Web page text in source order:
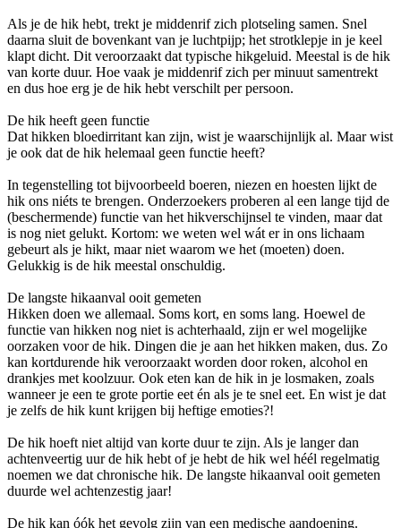
Als je de hik hebt, trekt je middenrif zich plotseling samen. Snel
daarna sluit de bovenkant van je luchtpijp; het strotklepje in je keel
klapt dicht. Dit veroorzaakt dat typische hikgeluid. Meestal is de hik
van korte duur. Hoe vaak je middenrif zich per minuut samentrekt
en dus hoe erg je de hik hebt verschilt per persoon.
De hik heeft geen functie
Dat hikken bloedirritant kan zijn, wist je waarschijnlijk al. Maar wist
je ook dat de hik helemaal geen functie heeft?
In tegenstelling tot bijvoorbeeld boeren, niezen en hoesten lijkt de
hik ons niéts te brengen. Onderzoekers proberen al een lange tijd de
(beschermende) functie van het hikverschijnsel te vinden, maar dat
is nog niet gelukt. Kortom: we weten wel wát er in ons lichaam
gebeurt als je hikt, maar niet waarom we het (moeten) doen.
Gelukkig is de hik meestal onschuldig.
De langste hikaanval ooit gemeten
Hikken doen we allemaal. Soms kort, en soms lang. Hoewel de
functie van hikken nog niet is achterhaald, zijn er wel mogelijke
oorzaken voor de hik. Dingen die je aan het hikken maken, dus. Zo
kan kortdurende hik veroorzaakt worden door roken, alcohol en
drankjes met koolzuur. Ook eten kan de hik in je losmaken, zoals
wanneer je een te grote portie eet én als je te snel eet. En wist je dat
je zelfs de hik kunt krijgen bij heftige emoties?!
De hik hoeft niet altijd van korte duur te zijn. Als je langer dan
achtenveertig uur de hik hebt of je hebt de hik wel héél regelmatig
noemen we dat chronische hik. De langste hikaanval ooit gemeten
duurde wel achtenzestig jaar!
De hik kan óók het gevolg zijn van een medische aandoening.